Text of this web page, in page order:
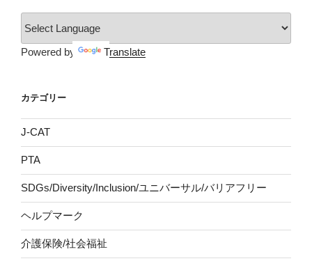
Powered by Translate
カテゴリー
J-CAT
PTA
SDGs/Diversity/Inclusion/ユニバーサル/バリアフリー
ヘルプマーク
介護保険/社会福祉